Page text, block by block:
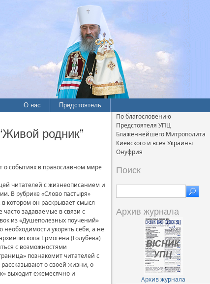
О нас Предстоятель
родник”
событиях в православном мире
читателей с жизнеописанием и
В рубрике «Слово пастыря»
котором он раскрывает смысл
задаваемые в связи с
из «Душеполезных поучений»
укорять себя, а не
Ермогена (Голубева)
с возможностями
познакомит читателей с
о своей жизни, о
выходит ежемесячно и
По благословению
Предстоятеля УПЦ
Блаженнейшего Митрополита
Киевского и всея Украины
Онуфрия
Поиск
Архив журнала
Архив журнала